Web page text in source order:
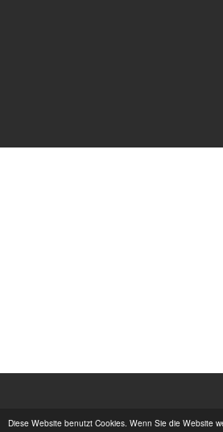
Diese Website benutzt Cookies. Wenn Sie die Website